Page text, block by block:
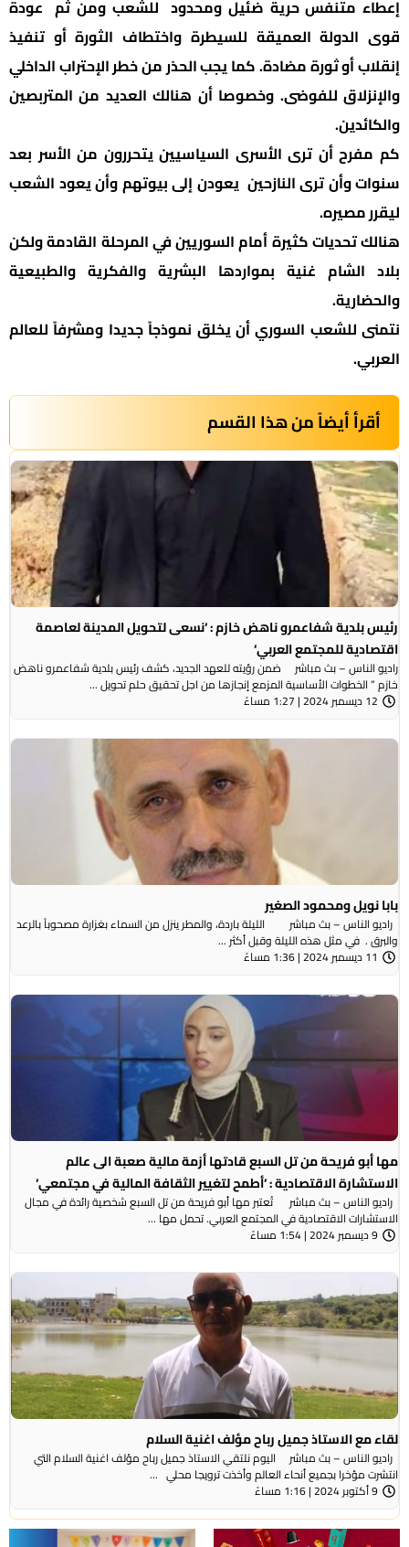
إعطاء متنفس حرية ضئيل ومحدود للشعب ومن ثم عودة
قوى الدولة العميقة للسيطرة واختطاف الثورة أو تنفيذ
إنقلاب أو ثورة مضادة. كما يجب الحذر من خطر الإحتراب الداخلي
والإنزلاق للفوضى. وخصوصا أن هنالك العديد من المتربصين
والكائدين.
كم مفرح أن ترى الأسرى السياسيين يتحررون من الأسر بعد
سنوات وأن ترى النازحين يعودن إلى بيوتهم وأن يعود الشعب
ليقرر مصيره.
هنالك تحديات كثيرة أمام السوريين في المرحلة القادمة ولكن
بلاد الشام غنية بمواردها البشرية والفكرية والطبيعية
والحضارية.
نتمنى للشعب السوري أن يخلق نموذجاً جديدا ومشرفاً للعالم
العربي.
أقرأ أيضاً من هذا القسم
رئيس بلدية شفاعمرو ناهض خازم : ‘نسعى لتحويل المدينة لعاصمة
اقتصادية للمجتمع العربي‘
راديو الناس – بث مباشر ضمن رؤيته للعهد الجديد، كشف رئيس بلدية شفاعمرو ناهض
خازم ” الخطوات الأساسية المزمع إنجازها من اجل تحقيق حلم تحويل ...
12 ديسمبر 2024 | 1:27 مساءً
بابا نويل ومحمود الصغير
راديو الناس – بث مباشر الليلة باردة، والمطر ينزل من السماء بغزارة مصحوباً بالرعد
والبرق . في مثل هذه الليلة وقبل أكثر ...
11 ديسمبر 2024 | 1:36 مساءً
مها أبو فريحة من تل السبع قادتها أزمة مالية صعبة الى عالم
الاستشارة الاقتصادية : ‘أطمح لتغيير الثقافة المالية في مجتمعي‘
راديو الناس – بث مباشر تُعتبر مها أبو فريحة من تل السبع شخصية رائدة في مجال
الاستشارات الاقتصادية في المجتمع العربي. تحمل مها ...
9 ديسمبر 2024 | 1:54 مساءً
لقاء مع الاستاذ جميل رباح مؤلف اغنية السلام
راديو الناس – بث مباشر اليوم نلتقي الاستاذ جميل رباح مؤلف اغنية السلام التي
انتشرت مؤخرا بجميع أنحاء العالم وأخذت ترويجا محلي ...
9 أكتوبر 2024 | 1:16 مساءً